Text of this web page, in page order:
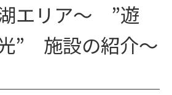
エリア～ ”遊
” 施設の紹介～